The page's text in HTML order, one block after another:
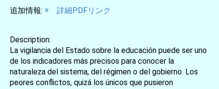
追加情報: ※ 詳細PDFリンク
Description:
La vigilancia del Estado sobre la educación puede ser uno
de los indicadores más precisos para conocer la
naturaleza del sistema, del régimen o del gobierno. Los
peores conflictos, quizá los únicos que pusieron